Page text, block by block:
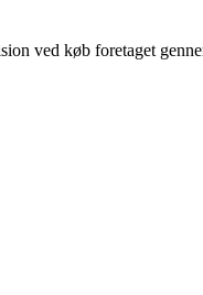
ved køb foretaget